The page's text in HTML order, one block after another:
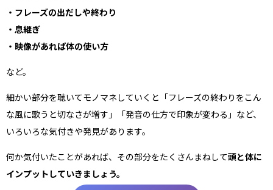
・フレーズの出だしや終わり
・息継ぎ
・映像があれば体の使い方
など。
細かい部分を聴いてモノマネしていくと「フレーズの終わりをこん
な風に歌うと切なさが増す」「発音の仕方で印象が変わる」など、
いろいろな気付きや発見があります。
何か気付いたことがあれば、その部分をたくさんまねして頭と体に
インプットしていきましょう。